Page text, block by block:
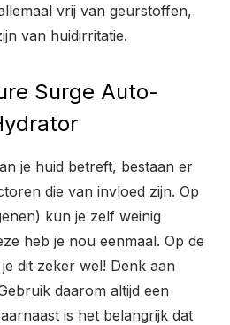
vrij van geurstoffen,
van huidirritatie.
Surge Auto-
je huid betreft, bestaan er
die van invloed zijn. Op
kun je zelf weinig
heb je nou eenmaal. Op de
dit zeker wel! Denk aan
daarom altijd een
is het belangrijk dat